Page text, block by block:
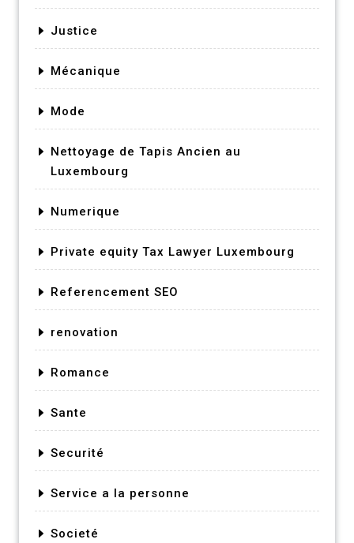
Justice
Mécanique
Mode
Nettoyage de Tapis Ancien au
Luxembourg
Numerique
Private equity Tax Lawyer Luxembourg
Referencement SEO
renovation
Romance
Sante
Securité
Service a la personne
Societé